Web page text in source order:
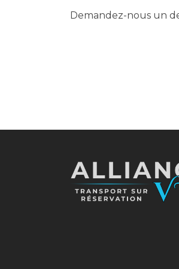
Demandez-nous un